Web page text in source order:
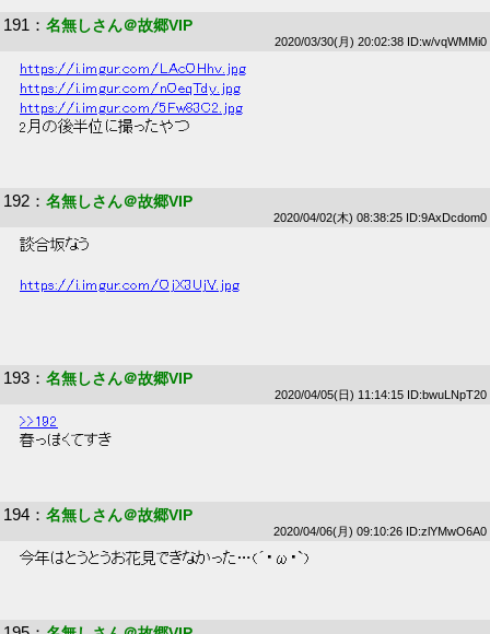
191 ： 名無しさん＠故郷VIP
2020/03/30(月) 20:02:38 ID:w/vqWMMi0
https://i.imgur.com/LAcOHhv.jpg
https://i.imgur.com/nOeqTdy.jpg
https://i.imgur.com/5Fw83C2.jpg
2月の後半位に撮ったやつ
192 ： 名無しさん＠故郷VIP
2020/04/02(木) 08:38:25 ID:9AxDcdom0
談合坂なう
https://i.imgur.com/OjX3UjV.jpg
193 ： 名無しさん＠故郷VIP
2020/04/05(日) 11:14:15 ID:bwuLNpT20
>>192
春っぽくてすき
194 ： 名無しさん＠故郷VIP
2020/04/06(月) 09:10:26 ID:zlYMwO6A0
今年はとうとうお花見できなかった…(´・ω・`)